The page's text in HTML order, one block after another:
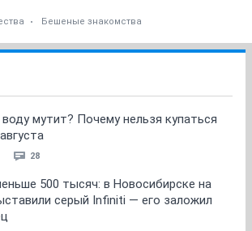
Бешеные знакомства
мутит? Почему нельзя купаться
28
500 тысяч: в Новосибирске на
серый Infiniti — его заложил